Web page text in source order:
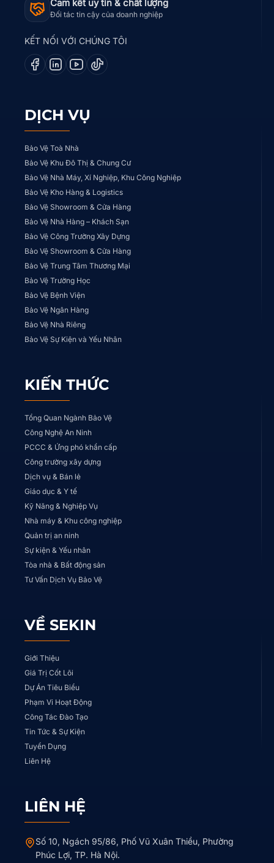
Cam kết uy tín & chất lượng
Đối tác tin cậy của doanh nghiệp
KẾT NỐI VỚI CHÚNG TÔI
DỊCH VỤ
Bảo Vệ Toà Nhà
Bảo Vệ Khu Đô Thị & Chung Cư
Bảo Vệ Nhà Máy, Xí Nghiệp, Khu Công Nghiệp
Bảo Vệ Kho Hàng & Logistics
Bảo Vệ Showroom & Cửa Hàng
Bảo Vệ Nhà Hàng – Khách Sạn
Bảo Vệ Công Trường Xây Dựng
Bảo Vệ Showroom & Cửa Hàng
Bảo Vệ Trung Tâm Thương Mại
Bảo Vệ Trường Học
Bảo Vệ Bệnh Viện
Bảo Vệ Ngân Hàng
Bảo Vệ Nhà Riêng
Bảo Vệ Sự Kiện và Yếu Nhân
KIẾN THỨC
Tổng Quan Ngành Bảo Vệ
Công Nghệ An Ninh
PCCC & Ứng phó khẩn cấp
Công trường xây dựng
Dịch vụ & Bán lẻ
Giáo dục & Y tế
Kỹ Năng & Nghiệp Vụ
Nhà máy & Khu công nghiệp
Quản trị an ninh
Sự kiện & Yếu nhân
Tòa nhà & Bất động sản
Tư Vấn Dịch Vụ Bảo Vệ
VỀ SEKIN
Giới Thiệu
Giá Trị Cốt Lõi
Dự Án Tiêu Biểu
Phạm Vi Hoạt Động
Công Tác Đào Tạo
Tin Tức & Sự Kiện
Tuyển Dụng
Liên Hệ
LIÊN HỆ
Số 10, Ngách 95/86, Phố Vũ Xuân Thiều, Phường
Phúc Lợi, TP. Hà Nội.